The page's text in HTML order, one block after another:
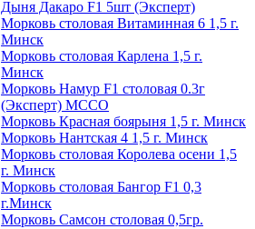
Дыня Дакаро F1 5шт (Эксперт)
Морковь столовая Витаминная 6 1,5 г.
Минск
Морковь столовая Карлена 1,5 г.
Минск
Морковь Намур F1 столовая 0.3г
(Эксперт) МССО
Морковь Красная боярыня 1,5 г. Минск
Морковь Нантская 4 1,5 г. Минск
Морковь столовая Королева осени 1,5
г. Минск
Морковь столовая Бангор F1 0,3
г.Минск
Морковь Самсон столовая 0,5гр.